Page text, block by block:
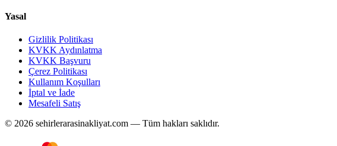
Yasal
Gizlilik Politikası
KVKK Aydınlatma
KVKK Başvuru
Çerez Politikası
Kullanım Koşulları
İptal ve İade
Mesafeli Satış
© 2026 sehirlerarasinakliyat.com — Tüm hakları saklıdır.